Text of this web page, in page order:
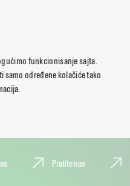
funkcionisanje sajta.
određene kolačiće tako
Pratite nas